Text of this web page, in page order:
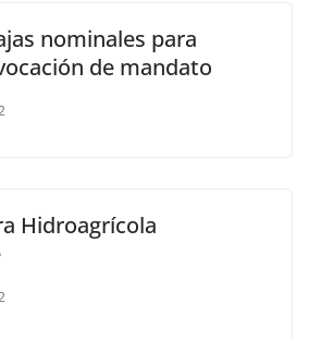
nominales para
de mandato
Hidroagrícola